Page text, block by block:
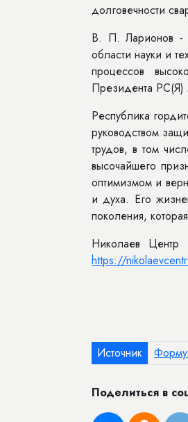
долговечности
В. П. Ларионов -
области науки и
процессов
Президента
Республика
руководством
трудов, в том
высочайшего
оптимизмом и
и духа. Его
поколения,
Николаев Центр
https://
Источник
Поделиться в